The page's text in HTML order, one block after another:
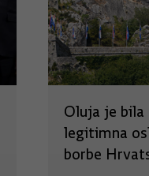
Oluja je bila
legitimna
borbe